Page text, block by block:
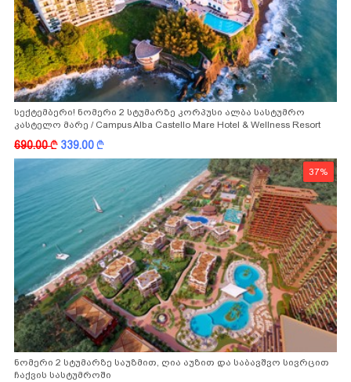
სექტემბერი! ნომერი 2 სტუმარზე კორპუსი ალბა სასტუმრო
კასტელო მარე / Campus Alba Castello Mare Hotel & Wellness Resort
-სგან!
690.00k 339.00k
37%
ნომერი 2 სტუმარზე საუზმით, ღია აუზით და საბავშვო სივრცით
ჩაქვის სასტუმროში